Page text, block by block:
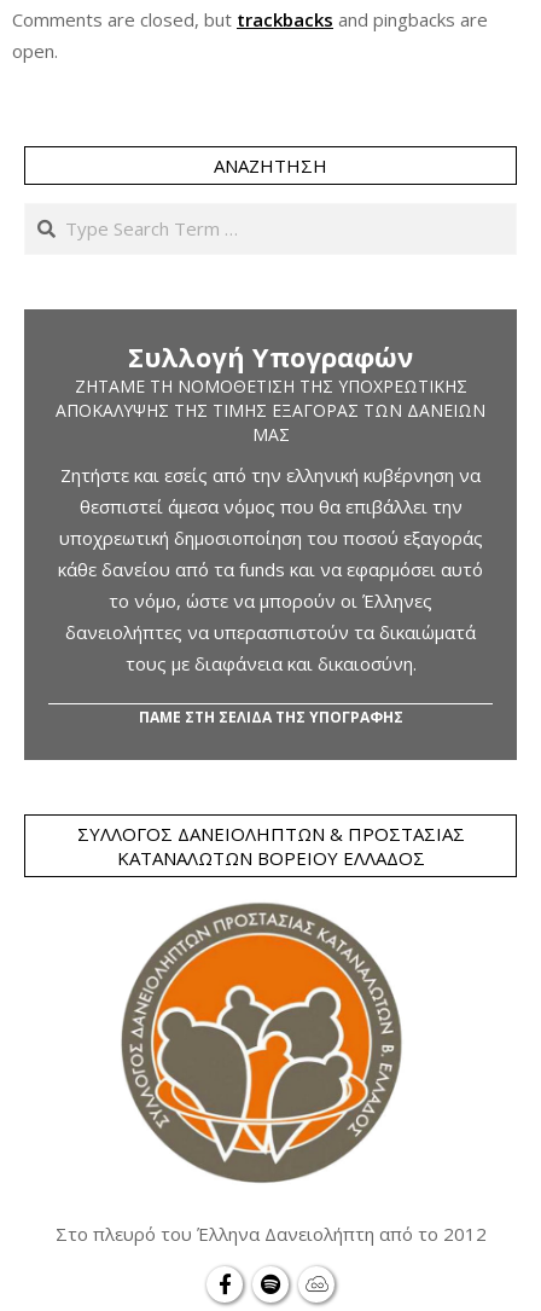
Comments are closed, but trackbacks and pingbacks are
open.
ΑΝΑΖΉΤΗΣΗ
Search
Συλλογή Υπογραφών
ΖΗΤΆΜΕ ΤΗ ΝΟΜΟΘΈΤΙΣΗ ΤΗΣ ΥΠΟΧΡΕΩΤΙΚΉΣ
ΑΠΟΚΆΛΥΨΗΣ ΤΗΣ ΤΙΜΉΣ ΕΞΑΓΟΡΆΣ ΤΩΝ ΔΑΝΕΊΩΝ
ΜΑΣ
Ζητήστε και εσείς από την ελληνική κυβέρνηση να
θεσπιστεί άμεσα νόμος που θα επιβάλλει την
υποχρεωτική δημοσιοποίηση του ποσού εξαγοράς
κάθε δανείου από τα funds και να εφαρμόσει αυτό
το νόμο, ώστε να μπορούν οι Έλληνες
δανειολήπτες να υπερασπιστούν τα δικαιώματά
τους με διαφάνεια και δικαιοσύνη.
ΠΑΜΕ ΣΤΗ ΣΕΛΙΔΑ ΤΗΣ ΥΠΟΓΡΑΦΗΣ
ΣΎΛΛΟΓΟΣ ΔΑΝΕΙΟΛΗΠΤΏΝ & ΠΡΟΣΤΑΣΊΑΣ
ΚΑΤΑΝΑΛΩΤΏΝ ΒΟΡΕΊΟΥ ΕΛΛΆΔΟΣ
Στο πλευρό του Έλληνα Δανειολήπτη από το 2012